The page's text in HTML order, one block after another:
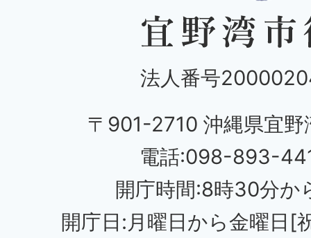
法人番号
〒901-2710 沖縄県宜野
電話:098-893-
開庁時間:8時30分か
開庁日:月曜日から金曜日[